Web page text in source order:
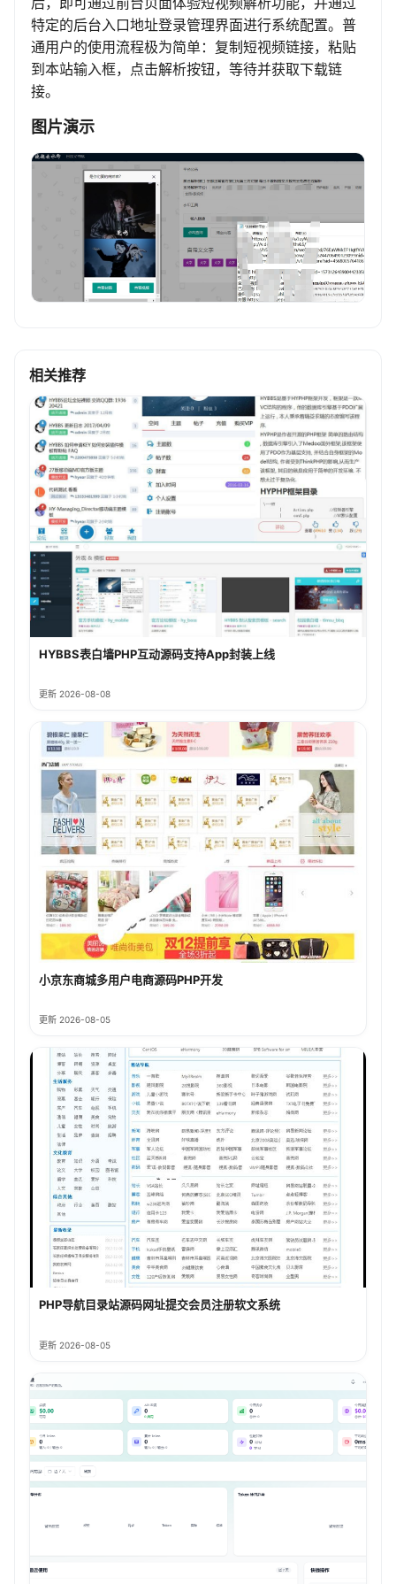
特定的后台入口地址登录管理界面进行系统配置。普
通用户的使用流程极为简单：复制短视频链接，粘贴
到本站输入框，点击解析按钮，等待并获取下载链
接。
图片演示
相关推荐
HYBBS表白墙PHP互动源码支持App封装上线
更新 2026-08-08
小京东商城多用户电商源码PHP开发
更新 2026-08-05
PHP导航目录站源码网址提交会员注册软文系统
更新 2026-08-05